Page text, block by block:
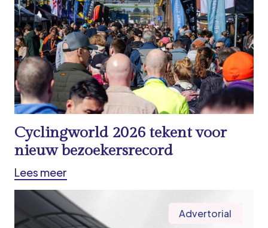
Cyclingworld 2026 tekent voor
nieuw bezoekersrecord
Lees meer
Advertorial